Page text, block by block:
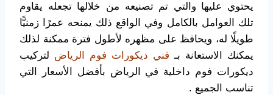
يحتوي عليها والتي تم تصنيعه من خلالها تجعله يقاوم
تلك العوامل بالكامل وفي الواقع ذلك يمنحه عمرًا زمنيًّا
طويلًا له، ويحافظ على مظهره لأطول فترة ممكنة لذلك
يمكنك الاستعانة بـ فني ديكورات فوم الرياض لتركيب
ديكورات فوم داخلية في الرياض بأفضل الأسعار التي
تناسب الجميع .